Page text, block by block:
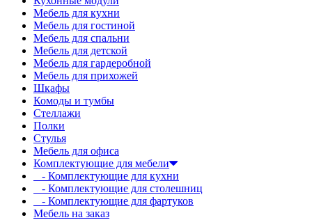
Мебель для кухни
Мебель для гостиной
Мебель для спальни
Мебель для детской
Мебель для гардеробной
Мебель для прихожей
Шкафы
Комоды и тумбы
Стеллажи
Полки
Стулья
Мебель для офиса
Комплектующие для мебели
- Комплектующие для кухни
- Комплектующие для столешниц
- Комплектующие для фартуков
Мебель на заказ